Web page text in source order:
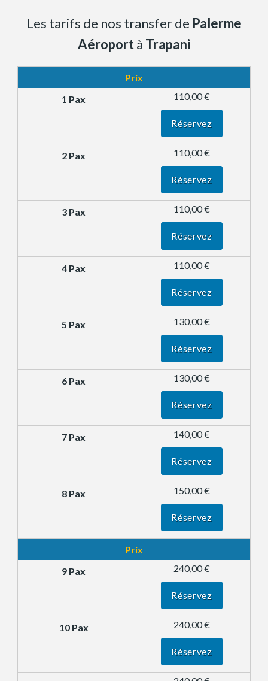
Les tarifs de nos transfer de Palerme
Aéroportà Trapani
Prix
110,00 €
Réservez
110,00 €
Réservez
110,00 €
Réservez
110,00 €
Réservez
130,00 €
Réservez
130,00 €
Réservez
140,00 €
Réservez
150,00 €
Réservez
Prix
240,00 €
Réservez
240,00 €
Réservez